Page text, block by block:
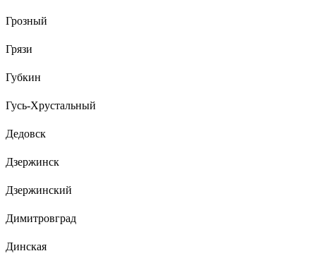
Грозный
Грязи
Губкин
Гусь-Хрустальный
Дедовск
Дзержинск
Дзержинский
Димитровград
Динская